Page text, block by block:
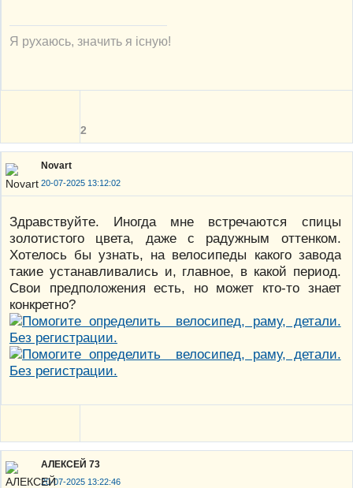
Я рухаюсь, значить я існую!
2
Novart
20-07-2025 13:12:02
Здравствуйте. Иногда мне встречаются спицы
золотистого цвета, даже с радужным оттенком.
Хотелось бы узнать, на велосипеды какого завода
такие устанавливались и, главное, в какой период.
Свои предположения есть, но может кто-то знает
конкретно?
АЛЕКСЕЙ 73
20-07-2025 13:22:46